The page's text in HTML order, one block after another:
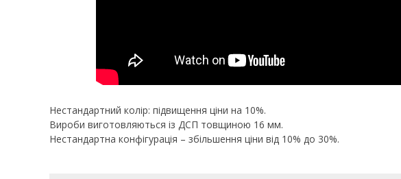
Нестандартний колір: підвищення ціни на 10%.
Вироби виготовляються із ДСП товщиною 16 мм.
Нестандартна конфігурація – збільшення ціни від 10% до 30%.